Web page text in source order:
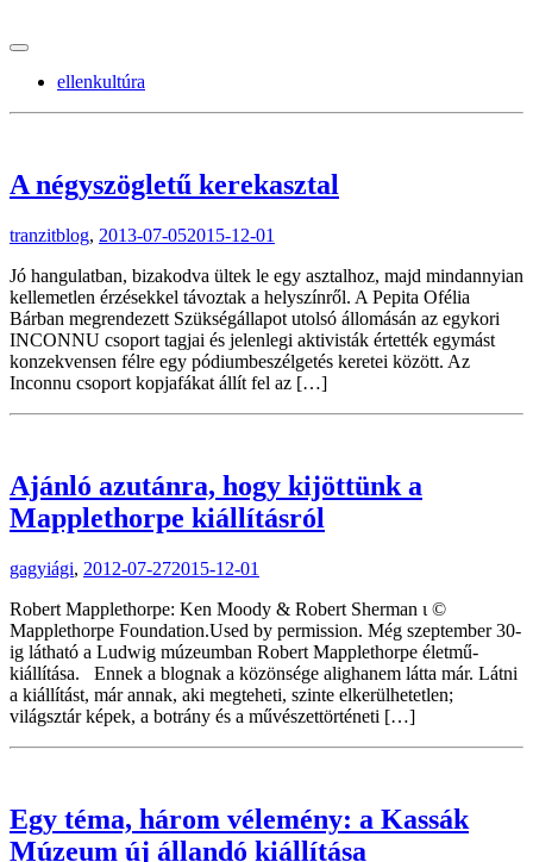
ellenkultúra
A négyszögletű kerekasztal
tranzitblog, 2013-07-052015-12-01
Jó hangulatban, bizakodva ültek le egy asztalhoz, majd mindannyian
kellemetlen érzésekkel távoztak a helyszínről. A Pepita Ofélia
Bárban megrendezett Szükségállapot utolsó állomásán az egykori
INCONNU csoport tagjai és jelenlegi aktivisták értették egymást
konzekvensen félre egy pódiumbeszélgetés keretei között. Az
Inconnu csoport kopjafákat állít fel az […]
Ajánló azutánra, hogy kijöttünk a
Mapplethorpe kiállításról
gagyiági, 2012-07-272015-12-01
Robert Mapplethorpe: Ken Moody & Robert Sherman ι ©
Mapplethorpe Foundation.Used by permission. Még szeptember 30-
ig látható a Ludwig múzeumban Robert Mapplethorpe életmű-
kiállítása. Ennek a blognak a közönsége alighanem látta már. Látni
a kiállítást, már annak, aki megteheti, szinte elkerülhetetlen;
világsztár képek, a botrány és a művészettörténeti […]
Egy téma, három vélemény: a Kassák
Múzeum új állandó kiállítása